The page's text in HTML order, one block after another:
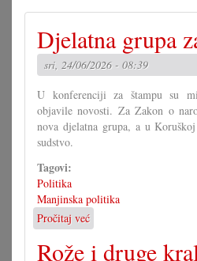
Djelatna grupa
sri, 24/06/2026 - 08:39
U konferenciji za štampu su
objavile novosti. Za Zakon o
nova djelatna grupa, a u
sudstvo.
Tagovi:
Politika
Manjinska politika
Pročitaj već
Djelatna
grupa
Rože i druge